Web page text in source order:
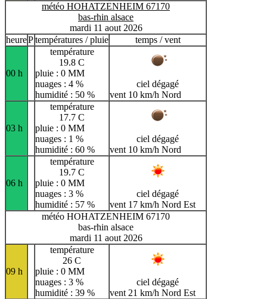
météo HOHATZENHEIM 67170
bas-rhin alsace
mardi 11 aout 2026
heurePtempératures / pluie temps / vent
00 h
température
19.8 C
pluie : 0 MM
nuages : 4 %
humidité : 50 %
ciel dégagé
vent 10 km/h Nord
03 h
température
17.7 C
pluie : 0 MM
nuages : 1 %
humidité : 60 %
ciel dégagé
vent 10 km/h Nord
06 h
température
19.7 C
pluie : 0 MM
nuages : 3 %
humidité : 57 %
ciel dégagé
vent 17 km/h Nord Est
météo HOHATZENHEIM 67170
bas-rhin alsace
mardi 11 aout 2026
09 h
température
26 C
pluie : 0 MM
nuages : 3 %
humidité : 39 %
ciel dégagé
vent 21 km/h Nord Est